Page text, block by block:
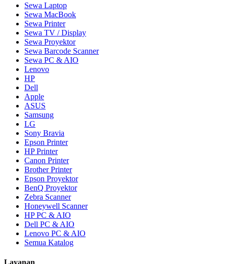
Sewa Laptop
Sewa MacBook
Sewa Printer
Sewa TV / Display
Sewa Proyektor
Sewa Barcode Scanner
Sewa PC & AIO
Lenovo
HP
Dell
Apple
ASUS
Samsung
LG
Sony Bravia
Epson Printer
HP Printer
Canon Printer
Brother Printer
Epson Proyektor
BenQ Proyektor
Zebra Scanner
Honeywell Scanner
HP PC & AIO
Dell PC & AIO
Lenovo PC & AIO
Semua Katalog
Layanan